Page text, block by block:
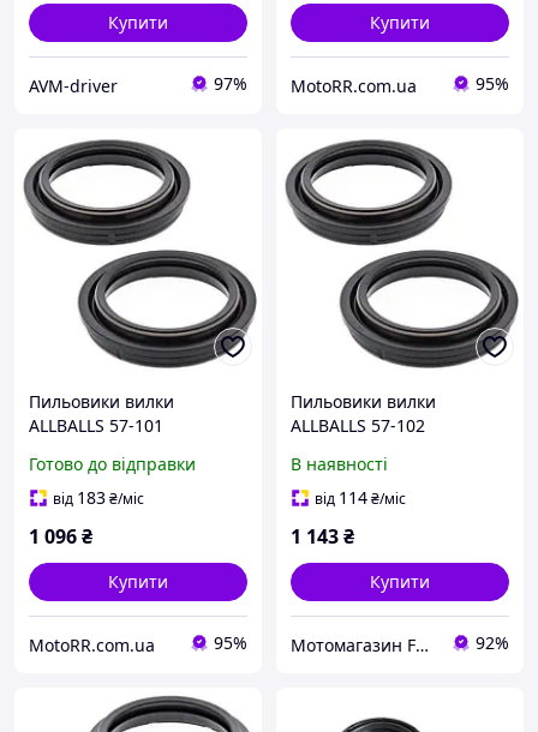
Купити
AVM-driver 97%
Купити
MotoRR.com.ua 95%
Пильовики вилки
ALLBALLS 57-101
Готово до відправки
від 183₴/міс
1 096₴
Купити
MotoRR.com.ua 95%
Пильовики вилки
ALLBALLS 57-102
В наявності
від 114₴/міс
1 143₴
Купити
Мотомагазин FREERIDER 92%